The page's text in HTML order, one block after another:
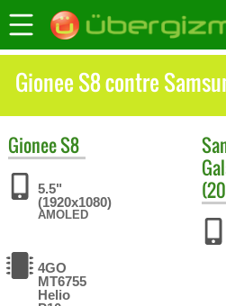
Gionee S8 contre
GioneeS8
5.5"
(1920x1080)
AMOLED
4GO
MT6755
Helio